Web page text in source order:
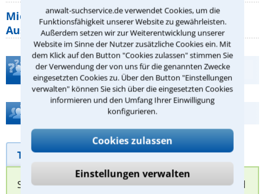
anwalt-suchservice.de verwendet Cookies, um die
Funktionsfähigkeit unserer Website zu gewährleisten.
Außerdem setzen wir zur Weiterentwicklung unserer
Website im Sinne der Nutzer zusätzliche Cookies ein. Mit
dem Klick auf den Button "Cookies zulassen" stimmen Sie
der Verwendung der von uns für die genannten Zwecke
eingesetzten Cookies zu. Über den Button "Einstellungen
verwalten" können Sie sich über die eingesetzten Cookies
informieren und den Umfang Ihrer Einwilligung
konfigurieren.
Cookies zulassen
Einstellungen verwalten
Mietpreisbremse 2026: Alle Regeln,
Ausnahmen und Rechte für Mieter
Teste Dein Rechtswissen
Hilfe bei Ihrer Anwaltsuche?
Telefonhilfe Beratungsanfrage
Sie können hier Ihren Fall schildern. Anschließend